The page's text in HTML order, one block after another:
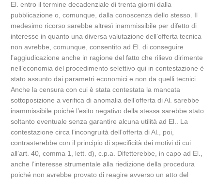
El. entro il termine decadenziale di trenta giorni dalla
pubblicazione o, comunque, dalla conoscenza dello stesso. Il
medesimo ricorso sarebbe altresì inammissibile per difetto di
interesse in quanto una diversa valutazione dell’offerta tecnica
non avrebbe, comunque, consentito ad El. di conseguire
l’aggiudicazione anche in ragione del fatto che rilievo dirimente
nell’economia del procedimento selettivo qui in contestazione è
stato assunto dai parametri economici e non da quelli tecnici.
Anche la censura con cui è stata contestata la mancata
sottoposizione a verifica di anomalia dell’offerta di Al. sarebbe
inammissibile poiché l’esito negativo della stessa sarebbe stato
soltanto eventuale senza garantire alcuna utilità ad El.. La
contestazione circa l’incongruità dell’offerta di Al., poi,
contrasterebbe con il principio di specificità dei motivi di cui
all’art. 40, comma 1, lett. d), c.p.a. Difetterebbe, in capo ad El.,
anche l’interesse strumentale alla riedizione della procedura
poiché non avrebbe provato di reagire avverso un atto del